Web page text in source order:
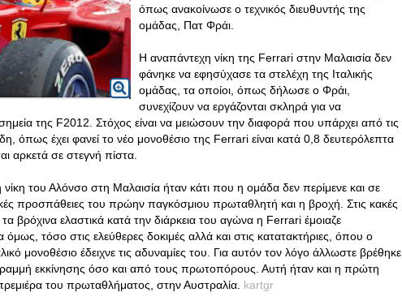
όπως ανακοίνωσε ο τεχνικός διευθυντής της
ομάδας, Πατ Φράι.
Η αναπάντεχη νίκη της Ferrari στην Μαλαισία δεν
φάνηκε να εφησύχασε τα στελέχη της Ιταλικής
ομάδας, τα οποίοι, όπως δήλωσε ο Φράι,
συνεχίζουν να εργάζονται σκληρά για να
της F2012. Στόχος είναι να μειώσουν την διαφορά που υπάρχει από τις
όπως έχει φανεί το νέο μονοθέσιο της Ferrari είναι κατά 0,8 δευτερόλεπτα
αρκετά σε στεγνή πίστα.
του Αλόνσο στη Μαλαισία ήταν κάτι που η ομάδα δεν περίμενε και σε
προσπάθειες του πρώην παγκόσμιου πρωταθλητή και η βροχή. Στις κακές
τα βρόχινα ελαστικά κατά την διάρκεια του αγώνα η Ferrari έμοιαζε
τόσο στις ελεύθερες δοκιμές αλλά και στις κατατακτήριες, όπου ο
μονοθέσιο έδειχνε τις αδυναμίες του. Για αυτόν τον λόγο άλλωστε βρέθηκε
εκκίνησης όσο και από τους πρωτοπόρους. Αυτή ήταν και η πρώτη
του πρωταθλήματος, στην Αυστραλία. kartgr